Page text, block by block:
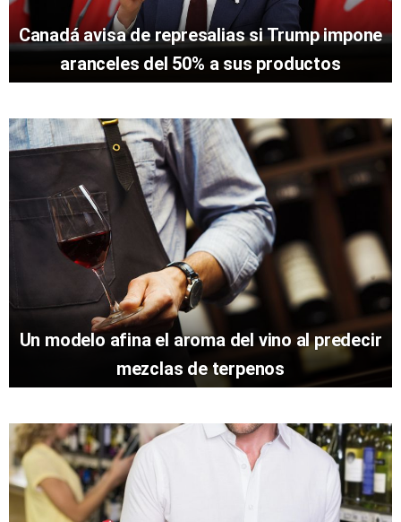
Canadá avisa de represalias si Trump impone
aranceles del 50% a sus productos
Un modelo afina el aroma del vino al predecir
mezclas de terpenos